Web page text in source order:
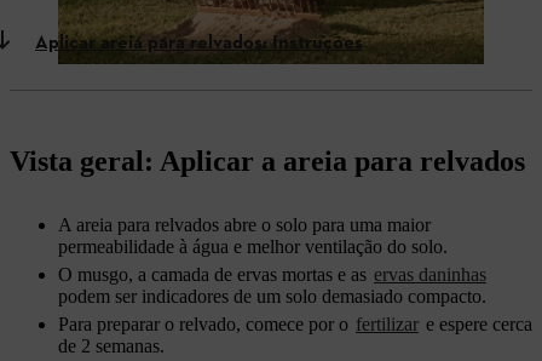
Aplicar areia para relvados: Instruções
Vista geral: Aplicar a areia para relvados
A areia para relvados abre o solo para uma maior
permeabilidade à água e melhor ventilação do solo.
O musgo, a camada de ervas mortas e as ervas daninhas
podem ser indicadores de um solo demasiado compacto.
Para preparar o relvado, comece por o fertilizar e espere cerca
de 2 semanas.